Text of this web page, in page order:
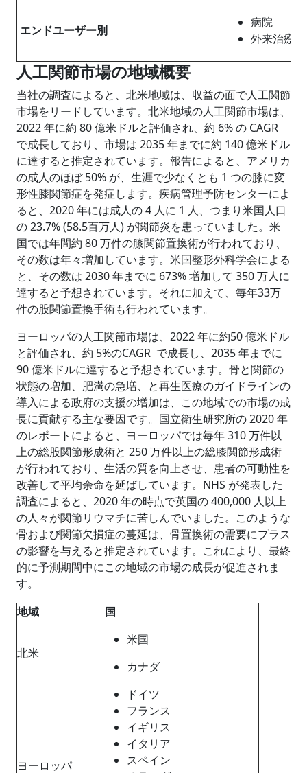
エンドユーザー別
病院
外来治療
人工関節市場の地域概要
当社の調査によると、北米地域は、収益の面で人工関節
市場をリードしています。北米地域の人工関節市場は、
2022 年に約 80 億米ドルと評価され、約 6% の CAGR
で成長しており、市場は 2035 年までに約 140 億米ドル
に達すると推定されています。報告によると、アメリカ
の成人のほぼ 50% が、生涯で少なくとも 1 つの膝に変
形性膝関節症を発症します。疾病管理予防センターによ
ると、2020 年には成人の 4 人に 1 人、つまり米国人口
の 23.7% (58.5百万人) が関節炎を患っていました。米
国では年間約 80 万件の膝関節置換術が行われており、
その数は年々増加しています。米国整形外科学会による
と、その数は 2030 年までに 673% 増加して 350 万人に
達すると予想されています。それに加えて、毎年33万
件の股関節置換手術も行われています。
ヨーロッパの人工関節市場は、2022 年に約50 億米ドル
と評価され、約 5%のCAGR で成長し、2035 年までに
90 億米ドルに達すると予想されています。骨と関節の
状態の増加、肥満の急増、と再生医療のガイドラインの
導入による政府の支援の増加は、この地域での市場の成
長に貢献する主な要因です。国立衛生研究所の 2020 年
のレポートによると、ヨーロッパでは毎年 310 万件以
上の総股関節形成術と 250 万件以上の総膝関節形成術
が行われており、生活の質を向上させ、患者の可動性を
改善して平均余命を延ばしています。NHS が発表した
調査によると、2020 年の時点で英国の 400,000 人以上
の人々が関節リウマチに苦しんでいました。このような
骨および関節欠損症の蔓延は、骨置換術の需要にプラス
の影響を与えると推定されています。これにより、最終
的に予測期間中にこの地域の市場の成長が促進されま
す。
地域
国
北米
米国
カナダ
ヨーロッパ
ドイツ
フランス
イギリス
イタリア
スペイン